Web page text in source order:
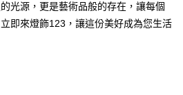
光源，更是藝術品般的存在，讓每個
即來燈飾123，讓這份美好成為您生活